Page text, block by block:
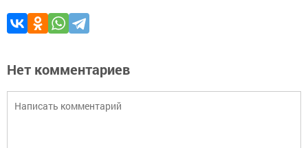
Нет комментариев